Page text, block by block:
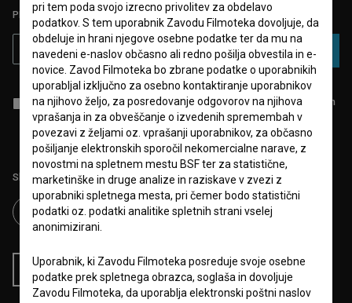
PRIJAVITE SE NA BSF NOVIČNIK:
PRIJAVA
Sprejemam splošne pogojein dajem soglasjeza zbiranje, hrambo in
obdelavo osebnih podatkov.
Sledite nam na:
RSS novice RSS dogodki
pri tem poda svojo izrecno privolitev za obdelavo
podatkov. S tem uporabnik Zavodu Filmoteka dovoljuje, da
obdeluje in hrani njegove osebne podatke ter da mu na
navedeni e-naslov občasno ali redno pošilja obvestila in e-
novice. Zavod Filmoteka bo zbrane podatke o uporabnikih
uporabljal izključno za osebno kontaktiranje uporabnikov
na njihovo željo, za posredovanje odgovorov na njihova
vprašanja in za obveščanje o izvedenih spremembah v
povezavi z željami oz. vprašanji uporabnikov, za občasno
pošiljanje elektronskih sporočil nekomercialne narave, z
novostmi na spletnem mestu BSF ter za statistične,
marketinške in druge analize in raziskave v zvezi z
uporabniki spletnega mesta, pri čemer bodo statistični
podatki oz. podatki analitike spletnih strani vselej
anonimizirani.
Uporabnik, ki Zavodu Filmoteka posreduje svoje osebne
podatke prek spletnega obrazca, soglaša in dovoljuje
Zavodu Filmoteka, da uporablja elektronski poštni naslov